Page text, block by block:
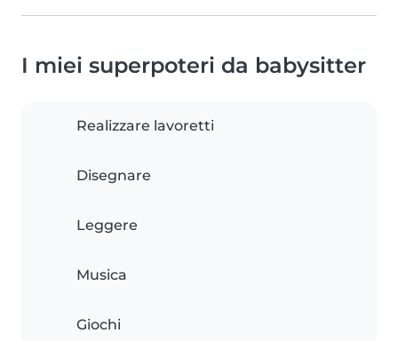
I miei superpoteri da babysitter
Realizzare lavoretti
Disegnare
Leggere
Musica
Giochi